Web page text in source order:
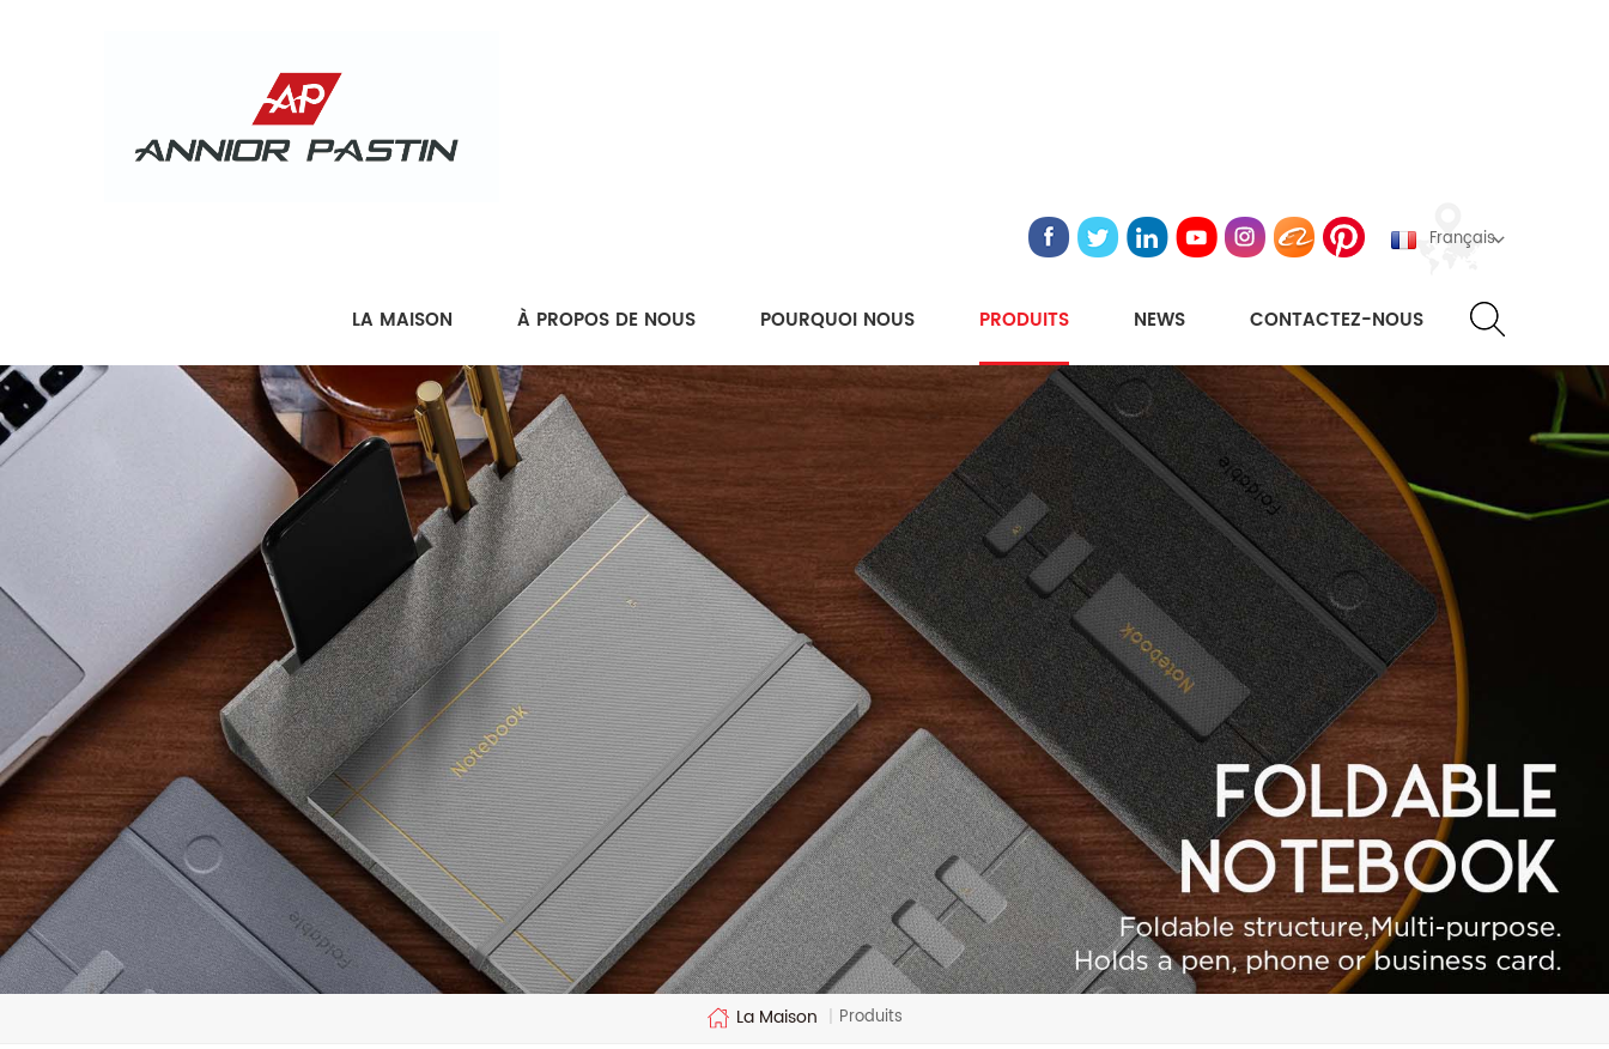
Français
LA MAISON À PROPOS DE NOUS POURQUOI NOUS PRODUITS NEWS CONTACTEZ-NOUS
La Maison | Produits